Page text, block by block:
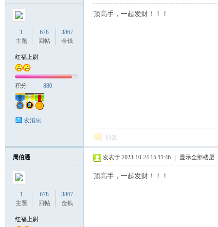
1
主题
678
回帖
3867
金钱
红福上尉
积分 880
发消息
顶高手，一起发财！！！
回复
周伯通
1
主题
678
回帖
3867
金钱
红福上尉
发表于 2023-10-24 15:11:46 显示全部楼层
顶高手，一起发财！！！